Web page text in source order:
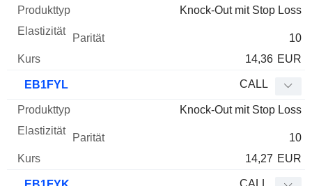
Knock-Out mit Stop Loss
10
14,36 EUR
EB1FYL CALL
Knock-Out mit Stop Loss
10
14,27 EUR
CALL